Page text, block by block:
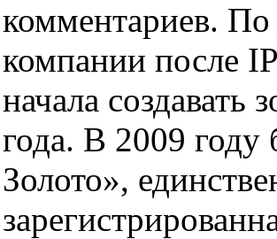
комментариев.
компании после
начала
года. В 2009 году
Золото»,